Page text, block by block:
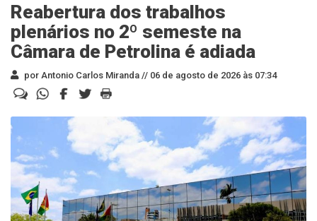
Reabertura dos trabalhos
plenários no 2º semeste na
Câmara de Petrolina é adiada
por Antonio Carlos Miranda // 06 de agosto de 2026 às 07:34